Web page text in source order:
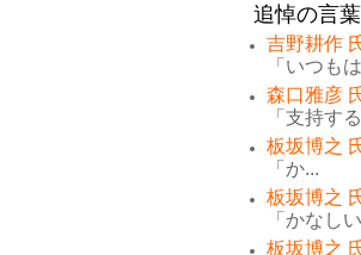
追悼の言葉
吉野耕作
「いつも
森口雅彦
「支持す
板坂博之
「か...
板坂博之
「かなし
板坂博之